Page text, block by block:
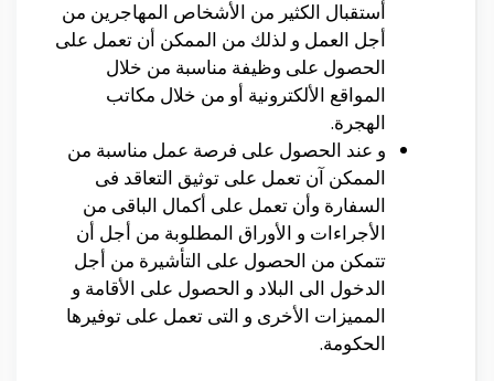
أستقبال الكثير من الأشخاص المهاجرين من
أجل العمل و لذلك من الممكن أن تعمل على
الحصول على وظيفة مناسبة من خلال
المواقع الألكترونية أو من خلال مكاتب
الهجرة.
و عند الحصول على فرصة عمل مناسبة من
الممكن آن تعمل على توثيق التعاقد فى
السفارة وأن تعمل على أكمال الباقى من
الأجراءات و الأوراق المطلوبة من أجل أن
تتمكن من الحصول على التأشيرة من أجل
الدخول الى البلاد و الحصول على الأقامة و
المميزات الأخرى و التى تعمل على توفيرها
الحكومة.